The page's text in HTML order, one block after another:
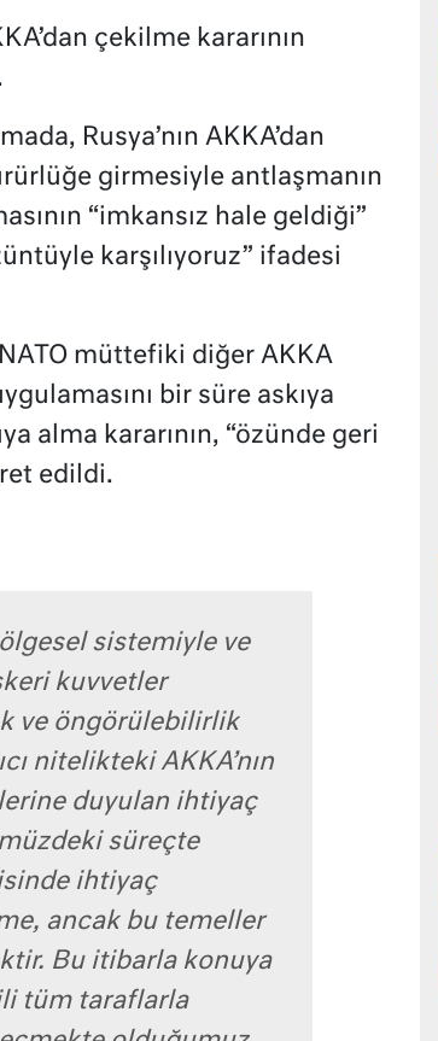
çekilme kararının
Rusya’nın AKKA’dan
girmesiyle antlaşmanın
“imkansız hale geldiği”
karşılıyoruz” ifadesi
müttefiki diğer AKKA
bir süre askıya
alma kararının, “özünde geri
edildi.
sistemiyle ve
kuvvetler
ve öngörülebilirlik
nitelikteki AKKA’nın
duyulan ihtiyaç
süreçte
ihtiyaç
ancak bu temeller
Bu itibarla konuya
tüm taraflarla